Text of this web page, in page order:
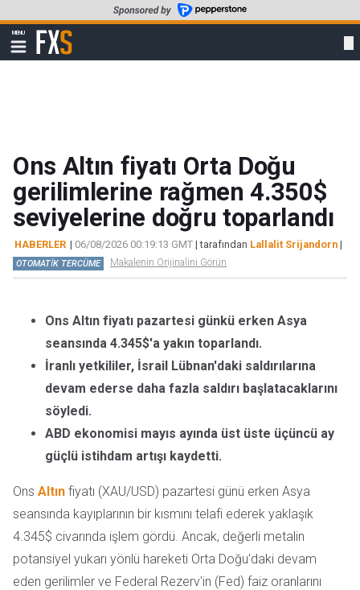
to
main
content
MENU
Show
navigation
FXStreet
Ons Altın fiyatı Orta Doğu
gerilimlerine rağmen 4.350$
seviyelerine doğru toparlandı
HABERLER | 06/08/2026 00:19:13 GMT | tarafından Lallalit Srijandorn |
OTOMATİK TERCÜME Makalenin Orijinalini Görün
Ons Altın fiyatı pazartesi günkü erken Asya
seansında 4.345$'a yakın toparlandı.
İranlı yetkililer, İsrail Lübnan'daki saldırılarına
devam ederse daha fazla saldırı başlatacaklarını
söyledi.
ABD ekonomisi mayıs ayında üst üste üçüncü ay
güçlü istihdam artışı kaydetti.
Ons Altın fiyatı (XAU/USD) pazartesi günü erken Asya
seansında kayıplarının bir kısmını telafi ederek yaklaşık
4.345$ civarında işlem gördü. Ancak, değerli metalin
potansiyel yukarı yönlü hareketi Orta Doğu'daki devam
eden gerilimler ve Federal Rezerv'in (Fed) faiz oranlarını